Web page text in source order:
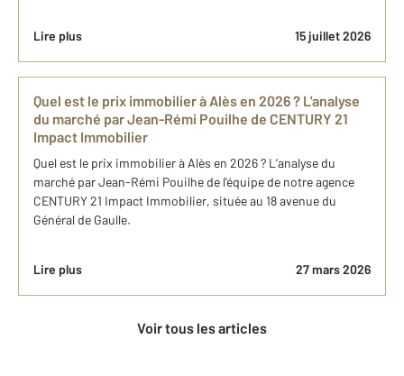
Lire plus 15 juillet 2026
Quel est le prix immobilier à Alès en 2026 ? L'analyse
du marché par Jean-Rémi Pouilhe de CENTURY 21
Impact Immobilier
Quel est le prix immobilier à Alès en 2026 ? L’analyse du
marché par Jean-Rémi Pouilhe de l'équipe de notre agence
CENTURY 21 Impact Immobilier, située au 18 avenue du
Général de Gaulle.
Lire plus 27 mars 2026
Voir tous les articles